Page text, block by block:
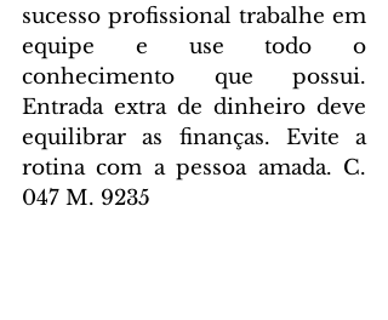
sucesso profissional trabalhe em
equipe e use todo o
conhecimento que possui.
Entrada extra de dinheiro deve
equilibrar as finanças. Evite a
rotina com a pessoa amada. C.
047 M. 9235